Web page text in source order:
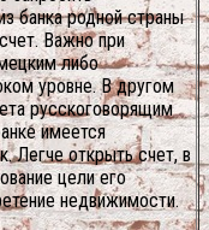
банка родной страны
Важно при
либо
уровне. В другом
русскоговорящим
имеется
Легче открыть счет, в
цели его
недвижимости.